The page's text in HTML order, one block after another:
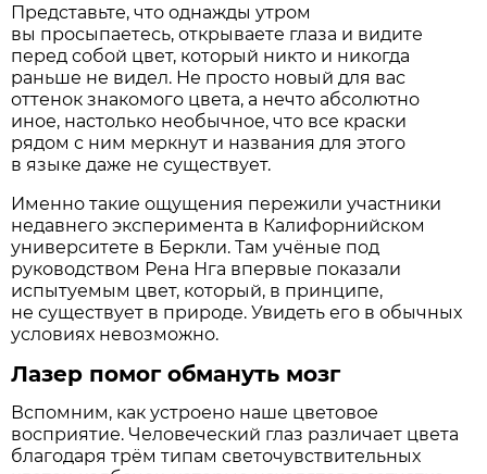
Представьте, что однажды утром
вы просыпаетесь, открываете глаза и видите
перед собой цвет, который никто и никогда
раньше не видел. Не просто новый для вас
оттенок знакомого цвета, а нечто абсолютно
иное, настолько необычное, что все краски
рядом с ним меркнут и названия для этого
в языке даже не существует.
Именно такие ощущения пережили участники
недавнего эксперимента в Калифорнийском
университете в Беркли. Там учёные под
руководством Рена Нга впервые показали
испытуемым цвет, который, в принципе,
не существует в природе. Увидеть его в обычных
условиях невозможно.
Лазер помог обмануть мозг
Вспомним, как устроено наше цветовое
восприятие. Человеческий глаз различает цвета
благодаря трём типам светочувствительных